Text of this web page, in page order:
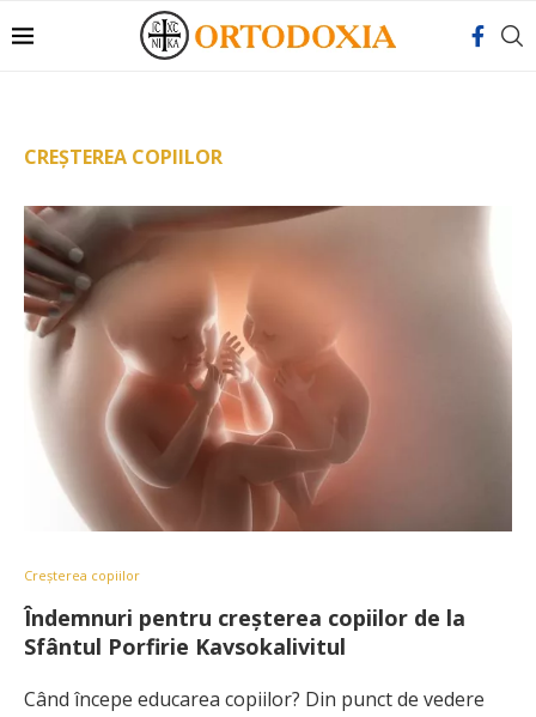
CREȘTEREA COPIILOR
Creșterea copiilor
Îndemnuri pentru creșterea copiilor de la
Sfântul Porfirie Kavsokalivitul
Când începe educarea copiilor? Din punct de vedere